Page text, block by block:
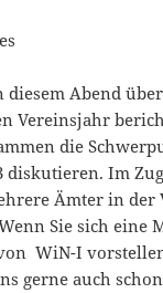
diesem Abend
Vereinsjahr
die
diskutieren. Im
Ämter in der
Sie sich
WiN-I
gerne auch